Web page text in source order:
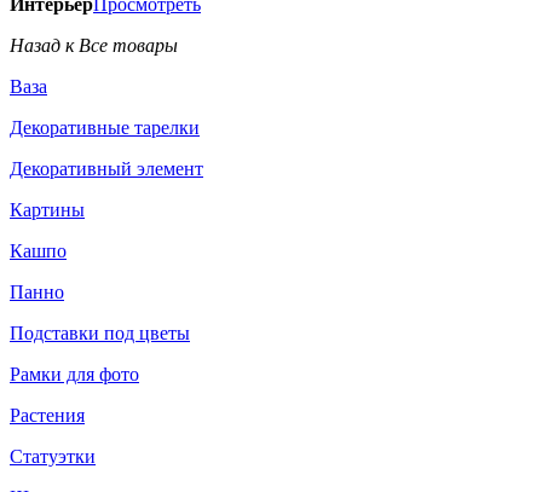
ИнтерьерПросмотреть
Назад к Все товары
Ваза
Декоративные тарелки
Декоративный элемент
Картины
Кашпо
Панно
Подставки под цветы
Рамки для фото
Растения
Статуэтки